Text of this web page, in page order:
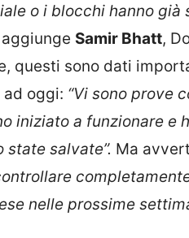
o i blocchi hanno
Samir Bhatt,
questi sono dati
oggi: “Vi sono prove
iniziato a funzionare e
salvate”. Ma
nelle prossime